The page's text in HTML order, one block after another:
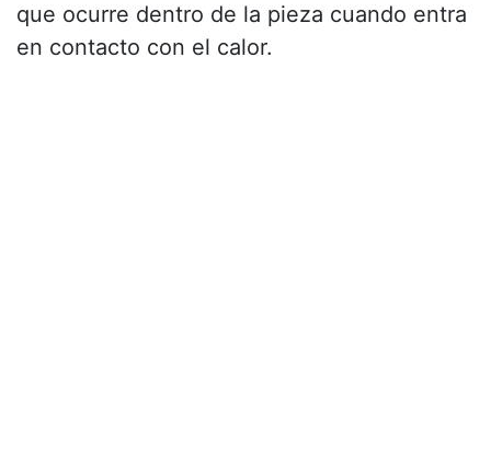
que ocurre dentro de la pieza cuando entra
en contacto con el calor.